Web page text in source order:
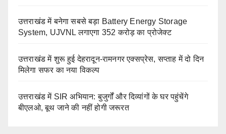
उत्तराखंड में बनेगा सबसे बड़ा Battery Energy Storage
System, UJVNL लगाएगा 352 करोड़ का प्रोजेक्ट
उत्तराखंड में शुरू हुई देहरादून-रामनगर एक्सप्रेस, सप्ताह में दो दिन
मिलेगा सफर का नया विकल्प
उत्तराखंड में SIR अभियान: बुजुर्गों और दिव्यांगों के घर पहुंचेंगे
बीएलओ, बूथ जाने की नहीं होगी जरूरत